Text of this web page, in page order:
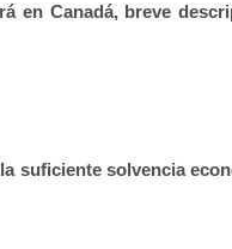
en Canadá, breve
suficiente solvencia